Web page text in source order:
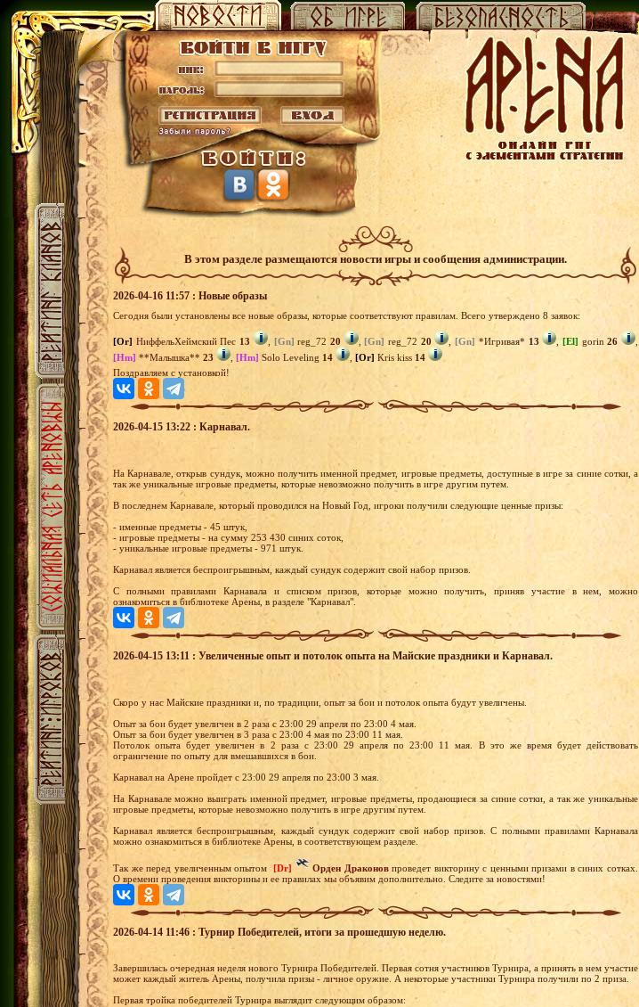
В этом разделе размещаются новости игры и сообщения администрации.
2026-04-16 11:57 : Новые образы
Сегодня были установлены все новые образы, которые соответствуют правилам. Всего утверждено 8 заявок:
[Or] НиффельХеймский Пес 13 , [Gn] reg_72 20 ,[Gn] reg_72 20 ,[Gn] *Игривая* 13 [El] gorin26
[Hm] **Малышка** 23 [Hm] Solo Leveling 14 [Or] Kris kiss 14
Поздравляем с установкой!
2026-04-15 13:22 : Карнавал.
На Карнавале, открыв сундук, можно получить именной предмет, игровые предметы, доступные в игре за синие сотки, а
так же уникальные игровые предметы, которые невозможно получить в игре другим путем.
В последнем Карнавале, который проводился на Новый Год, игроки получили следующие ценные призы:
- именные предметы - 45 штук,
- игровые предметы - на сумму 253 430 синих соток,
- уникальные игровые предметы - 971 штук.
Карнавал является беспроигрышным, каждый сундук содержит свой набор призов.
С полными правилами Карнавала и списком призов, которые можно получить, приняв участие в нем, можно
ознакомиться в библиотеке Арены, в разделе "Карнавал".
2026-04-15 13:11 : Увеличенные опыт и потолок опыта на Майские праздники и Карнавал.
Скоро у нас Майские праздники и, по традиции, опыт за бои и потолок опыта будут увеличены.
Опыт за бои будет увеличен в 2 раза с 23:00 29 апреля по 23:00 4 мая.
Опыт за бои будет увеличен в 3 раза с 23:00 4 мая по 23:00 11 мая.
Потолок опыта будет увеличен в 2 раза с 23:00 29 апреля по 23:00 11 мая. В это же время будет действовать
ограничение по опыту для вмешавшихся в бои.
Карнавал на Арене пройдет с 23:00 29 апреля по 23:00 3 мая.
На Карнавале можно выиграть именной предмет, игровые предметы, продающиеся за синие сотки, а так же уникальные
игровые предметы, которые невозможно получить в игре другим путем.
Карнавал является беспроигрышным, каждый сундук содержит свой набор призов. С полными правилами Карнавала
можно ознакомиться в библиотеке Арены, в соответствующем разделе.
Так же перед увеличенным опытом[Dr] Орден Драконовпроведет викторину с ценными призами в синих сотках.
О времени проведения викторины и ее правилах мы объявим дополнительно. Следите за новостями!
2026-04-14 11:46 : Турнир Победителей, итоги за прошедшую неделю.
Завершилась очередная неделя нового Турнира Победителей. Первая сотня участников Турнира, а принять в нем участие
может каждый житель Арены, получила призы - личное оружие. А некоторые участники Турнира получили по 2 приза.
Первая тройка победителей Турнира выглядит следующим образом: